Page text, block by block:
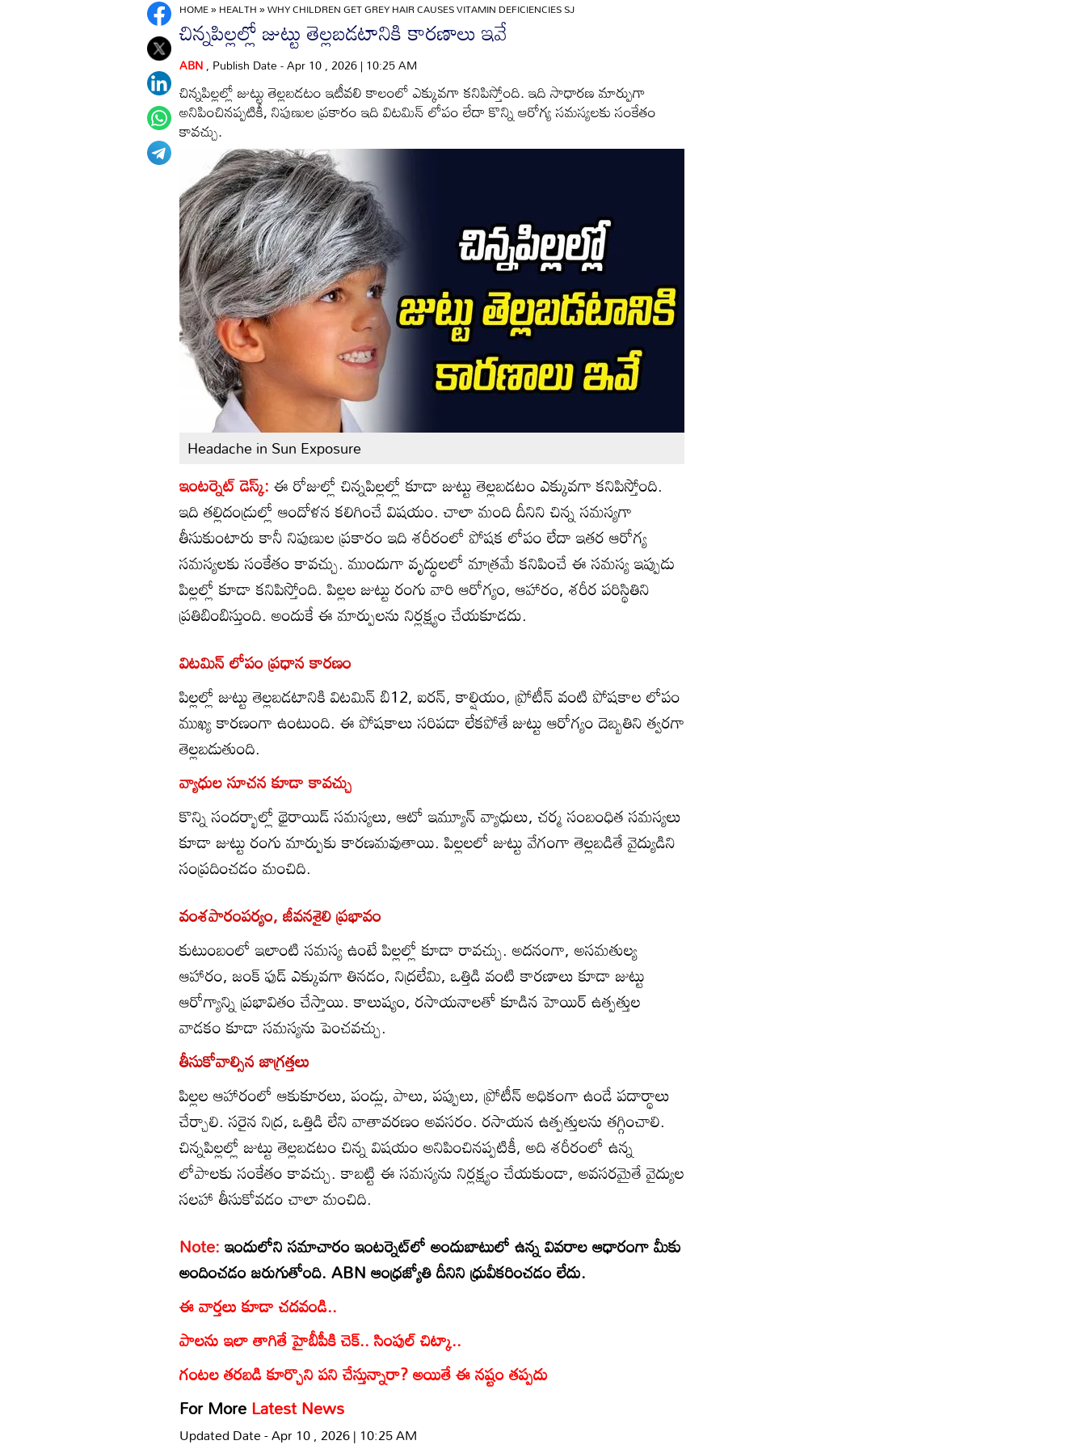
HOME»HEALTH»WHY CHILDREN GET GREY HAIR CAUSES VITAMIN DEFICIENCIES SJ
చిన్నపిల్లల్లో జుట్టు తెల్లబడటానికి కారణాలు ఇవే
ABN, Publish Date - Apr 10 , 2026 | 10:25 AM
చిన్నపిల్లల్లో జుట్టు తెల్లబడటం ఇటీవలి కాలంలో ఎక్కువగా కనిపిస్తోంది. ఇది సాధారణ మార్పుగా
అనిపించినప్పటికీ, నిపుణుల ప్రకారం ఇది విటమిన్ లోపం లేదా కొన్ని ఆరోగ్య సమస్యలకు సంకేతం
కావచ్చు.
Headache in Sun Exposure
ఇంటర్నెట్ డెస్క్:ఈ రోజుల్లో చిన్నపిల్లల్లో కూడా జుట్టు తెల్లబడటం ఎక్కువగా కనిపిస్తోంది.
ఇది తల్లిదండ్రుల్లో ఆందోళన కలిగించే విషయం. చాలా మంది దీనిని చిన్న సమస్యగా
తీసుకుంటారు కానీ నిపుణుల ప్రకారం ఇది శరీరంలో పోషక లోపం లేదా ఇతర ఆరోగ్య
సమస్యలకు సంకేతం కావచ్చు. ముందుగా వృద్ధులలో మాత్రమే కనిపించే ఈ సమస్య ఇప్పుడు
పిల్లల్లో కూడా కనిపిస్తోంది. పిల్లల జుట్టు రంగు వారి ఆరోగ్యం, ఆహారం, శరీర పరిస్థితిని
ప్రతిబింబిస్తుంది. అందుకే ఈ మార్పులను నిర్లక్ష్యం చేయకూడదు.
విటమిన్ లోపం ప్రధాన కారణం
పిల్లల్లో జుట్టు తెల్లబడటానికి విటమిన్ బి12, ఐరన్, కాల్షియం, ప్రోటీన్ వంటి పోషకాల లోపం
ముఖ్య కారణంగా ఉంటుంది. ఈ పోషకాలు సరిపడా లేకపోతే జుట్టు ఆరోగ్యం దెబ్బతిని త్వరగా
తెల్లబడుతుంది.
వ్యాధుల సూచన కూడా కావచ్చు
కొన్ని సందర్భాల్లో థైరాయిడ్ సమస్యలు, ఆటో ఇమ్యూన్ వ్యాధులు, చర్మ సంబంధిత సమస్యలు
కూడా జుట్టు రంగు మార్పుకు కారణమవుతాయి. పిల్లలలో జుట్టు వేగంగా తెల్లబడితే వైద్యుడిని
సంప్రదించడం మంచిది.
వంశపారంపర్యం, జీవనశైలి ప్రభావం
కుటుంబంలో ఇలాంటి సమస్య ఉంటే పిల్లల్లో కూడా రావచ్చు. అదనంగా, అసమతుల్య
ఆహారం, జంక్ ఫుడ్ ఎక్కువగా తినడం, నిద్రలేమి, ఒత్తిడి వంటి కారణాలు కూడా జుట్టు
ఆరోగ్యాన్ని ప్రభావితం చేస్తాయి. కాలుష్యం, రసాయనాలతో కూడిన హెయిర్ ఉత్పత్తుల
వాడకం కూడా సమస్యను పెంచవచ్చు.
తీసుకోవాల్సిన జాగ్రత్తలు
పిల్లల ఆహారంలో ఆకుకూరలు, పండ్లు, పాలు, పప్పులు, ప్రోటీన్ అధికంగా ఉండే పదార్థాలు
చేర్చాలి. సరైన నిద్ర, ఒత్తిడి లేని వాతావరణం అవసరం. రసాయన ఉత్పత్తులను తగ్గించాలి.
చిన్నపిల్లల్లో జుట్టు తెల్లబడటం చిన్న విషయం అనిపించినప్పటికీ, అది శరీరంలో ఉన్న
లోపాలకు సంకేతం కావచ్చు. కాబట్టి ఈ సమస్యను నిర్లక్ష్యం చేయకుండా, అవసరమైతే వైద్యుల
సలహా తీసుకోవడం చాలా మంచిది.
Note:ఇందులోని సమాచారం ఇంటర్నెట్‌లో అందుబాటులో ఉన్న వివరాల ఆధారంగా మీకు
అందించడం జరుగుతోంది. ABN ఆంధ్రజ్యోతి దీనిని ధ్రువీకరించడం లేదు.
ఈ వార్తలు కూడా చదవండి..
పాలను ఇలా తాగితే హైబీపీకి చెక్.. సింపుల్ చిట్కా..
గంటల తరబడి కూర్చొని పని చేస్తున్నారా? అయితే ఈ నష్టం తప్పదు
For MoreLatest News
Updated Date - Apr 10 , 2026 | 10:25 AM